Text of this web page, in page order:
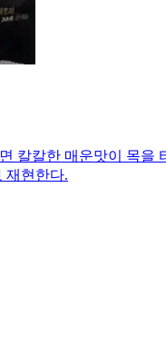
칼칼한 매운맛이 목
재현한다.